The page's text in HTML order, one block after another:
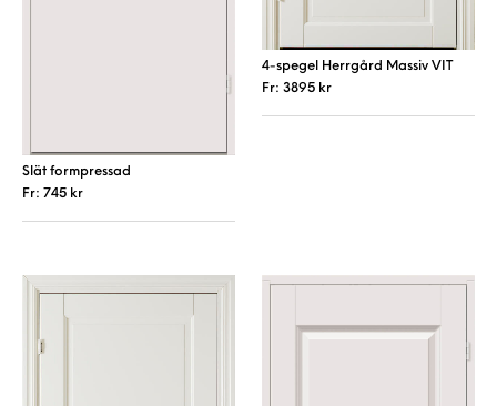
Slät formpressad
Fr: 745 kr
4-spegel Herrgård Massiv VIT
Fr: 3895 kr